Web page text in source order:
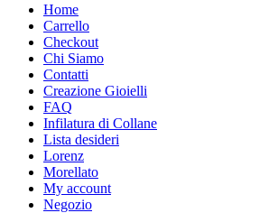
Home
Carrello
Checkout
Chi Siamo
Contatti
Creazione Gioielli
FAQ
Infilatura di Collane
Lista desideri
Lorenz
Morellato
My account
Negozio